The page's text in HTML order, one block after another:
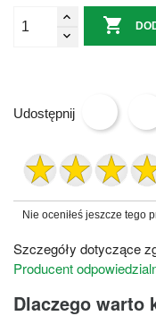

Udostępnij
Nie oceniłeś jeszcze tego
Szczegóły dotyczące
Producent
Dlaczego warto